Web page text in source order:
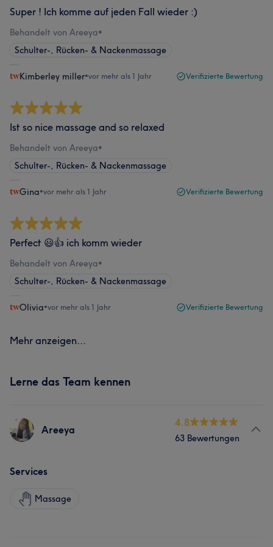
Super ! Ich komme auf jeden Fall wieder :)
Behandelt von Areeya​•
Schulter-, Rücken- & Nackenmassage
Kimberley miller•vor mehr als 1 Jahr Verifizierte Bewertung
Ist so nice massage and so relaxed
Behandelt von Areeya​•
Schulter-, Rücken- & Nackenmassage
Gina•vor mehr als 1 Jahr Verifizierte Bewertung
Perfect 😃👍 ich komm wieder
Behandelt von Areeya​•
Schulter-, Rücken- & Nackenmassage
Olivia•vor mehr als 1 Jahr Verifizierte Bewertung
Mehr anzeigen...
Lerne das Team kennen
Areeya​
4.8
63 Bewertungen
Services
Massage